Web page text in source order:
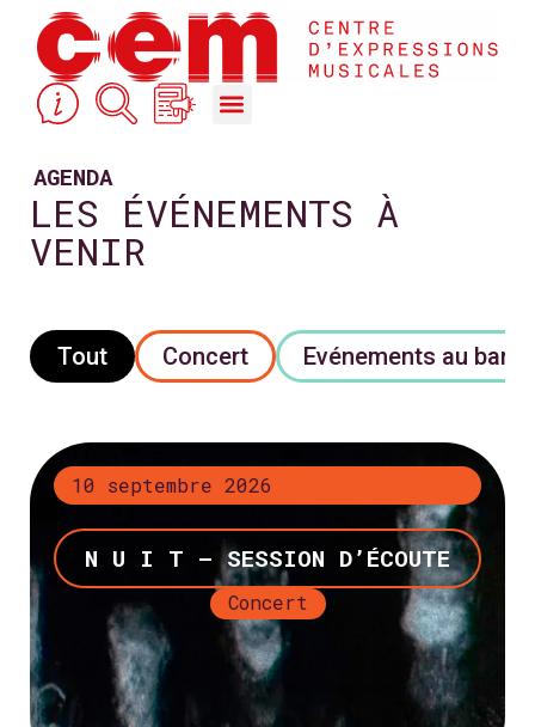
AGENDA
LES ÉVÉNEMENTS À
VENIR
Concert Evénements au bar
Tout
10 septembre 2026
N U I T – SESSION D’ÉCOUTE
Concert
+ d’infos